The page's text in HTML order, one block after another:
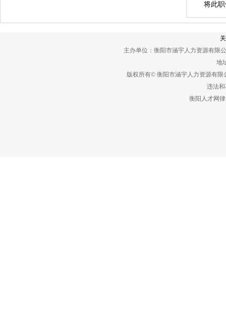
将此
主办单位：衡阳市涵宇人力资源有限
地
版权所有© 衡阳市涵宇人力资源有
违法和
衡阳人才网